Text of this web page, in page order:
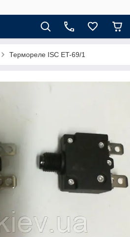
Термореле ISC ET-69/1